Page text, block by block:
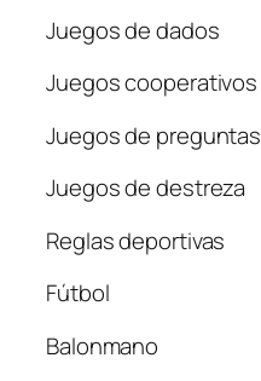
Juegos de dados
Juegos cooperativos
Juegos de preguntas
Juegos de destreza
Reglas deportivas
Fútbol
Balonmano